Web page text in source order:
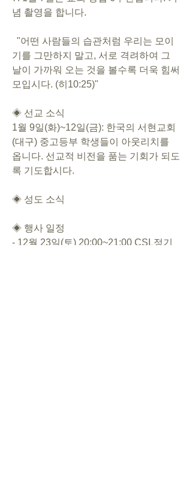
념 촬영을 합니다.
"어떤 사람들의 습관처럼 우리는 모이
기를 그만하지 말고, 서로 격려하여 그
날이 가까워 오는 것을 볼수록 더욱 힘써
모입시다. (히10:25)"
◈ 선교 소식
1월 9일(화)~12일(금): 한국의 서현교회
(대구) 중고등부 학생들이 아웃리치를
옵니다. 선교적 비전을 품는 기회가 되도
록 기도합시다.
◈ 성도 소식
◈ 행사 일정
- 12월 23일(토) 20:00~21:00 CSL정기